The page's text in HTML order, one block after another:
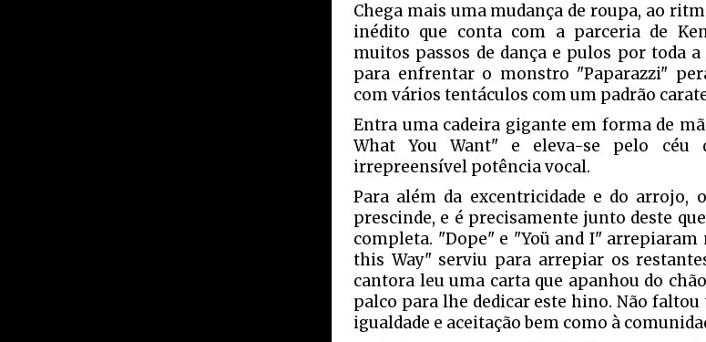
Chega mais uma mudança de roupa, ao
inédito que conta com a parceria de
muitos passos de dança e pulos por toda
para enfrentar o monstro "Paparazzi"
com vários tentáculos com um padrão
Entra uma cadeira gigante em forma de
What You Want" e eleva-se pelo céu
irrepreensível potência vocal.
Para além da excentricidade e do arrojo,
prescinde, e é precisamente junto deste
completa. "Dope" e "Yoü and I"
this Way" serviu para arrepiar os
cantora leu uma carta que apanhou do
palco para lhe dedicar este hino. Não
igualdade e aceitação bem como à